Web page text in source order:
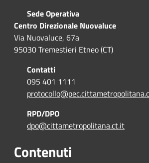
Sede Operativa
Centro Direzionale Nuovaluce
Via Nuovaluce, 67a
95030 Tremestieri Etneo (CT)
Contatti
095 401 1111
RPD/DPO
dpo@cittametropolitana.ct.it
Contenuti